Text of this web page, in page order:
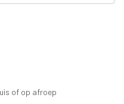
of op afroep